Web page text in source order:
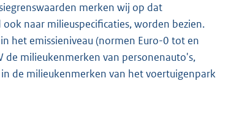
merken wij op dat
naar milieuspecificaties, worden bezien.
het emissieniveau (normen Euro-0 tot en
de milieukenmerken van personenauto's,
de milieukenmerken van het voertuigenpark